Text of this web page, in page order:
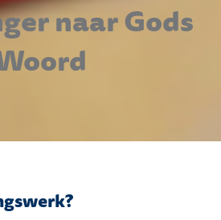
naar Gods